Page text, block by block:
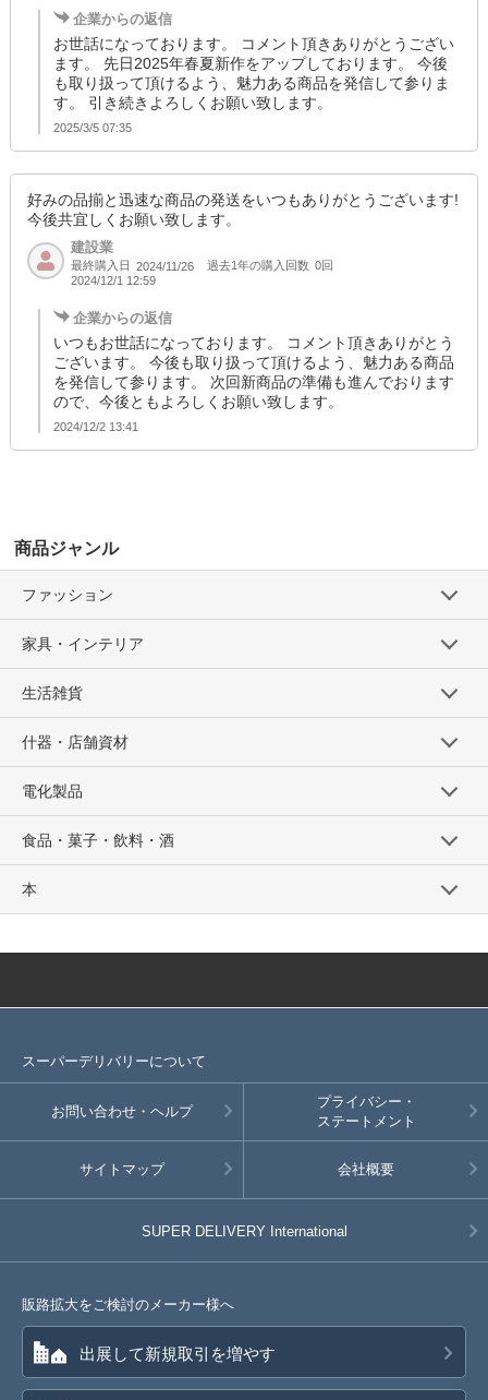
企業からの返信
お世話になっております。 コメント頂きありがとうござい
ます。 先日2025年春夏新作をアップしております。 今後
も取り扱って頂けるよう、魅力ある商品を発信して参りま
す。 引き続きよろしくお願い致します。
2025/3/5 07:35
好みの品揃と迅速な商品の発送をいつもありがとうございます!
今後共宜しくお願い致します。
建設業
最終購入日 2024/11/26 過去1年の購入回数 0回
2024/12/1 12:59
企業からの返信
いつもお世話になっております。 コメント頂きありがとう
ございます。 今後も取り扱って頂けるよう、魅力ある商品
を発信して参ります。 次回新商品の準備も進んでおります
ので、今後ともよろしくお願い致します。
2024/12/2 13:41
商品ジャンル
ファッション
家具・インテリア
生活雑貨
什器・店舗資材
電化製品
食品・菓子・飲料・酒
本
スーパーデリバリーについて
お問い合わせ・ヘルプ
プライバシー・
ステートメント
サイトマップ 会社概要
SUPER DELIVERY International
販路拡大をご検討のメーカー様へ
出展して新規取引を増やす